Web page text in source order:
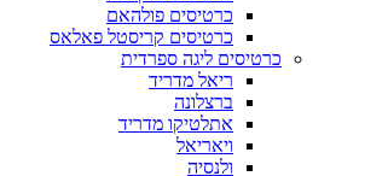
כרטיסים פולהאם
כרטיסים קריסטל פאלאס
כרטיסים ליגה ספרדית
ריאל מדריד
ברצלונה
אתלטיקו מדריד
ויאריאל
ולנסיה